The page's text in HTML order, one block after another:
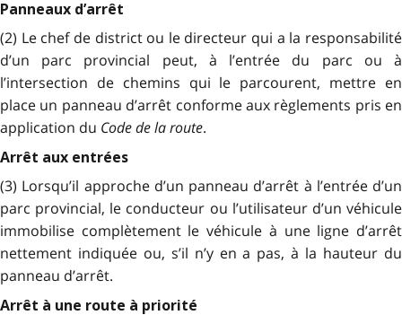
Panneaux d’arrêt
(2) Le chef de district ou le directeur qui a la responsabilité
d’un parc provincial peut, à l’entrée du parc ou à
l’intersection de chemins qui le parcourent, mettre en
place un panneau d’arrêt conforme aux règlements pris en
application du Code de la route.
Arrêt aux entrées
(3) Lorsqu’il approche d’un panneau d’arrêt à l’entrée d’un
parc provincial, le conducteur ou l’utilisateur d’un véhicule
immobilise complètement le véhicule à une ligne d’arrêt
nettement indiquée ou, s’il n’y en a pas, à la hauteur du
panneau d’arrêt.
Arrêt à une route à priorité